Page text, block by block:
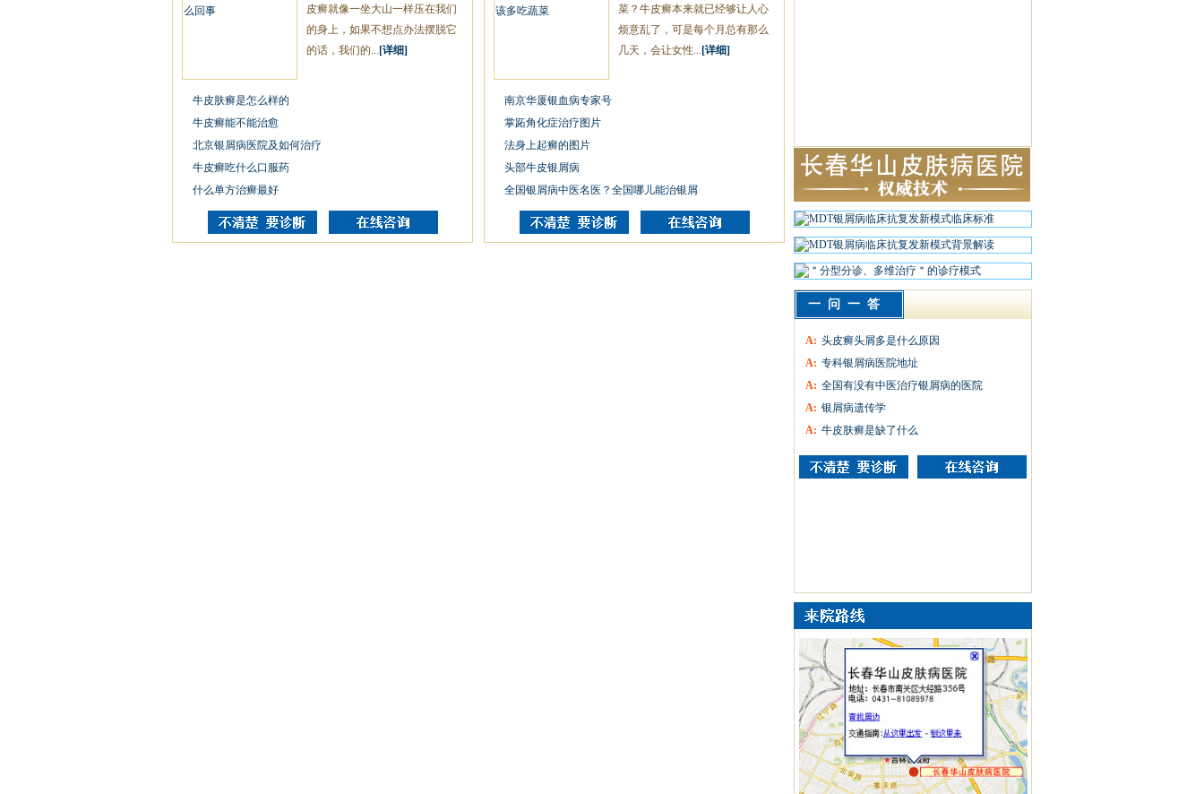
皮癣就像一坐大山一样压在我们
的身上，如果不想点办法摆脱它
的话，我们的... [详细]
牛皮肤癣是怎么样的
牛皮癣能不能治愈
北京银屑病医院及如何治疗
牛皮癣吃什么口服药
什么单方治癣最好
菜？牛皮癣本来就已经够让人心
烦意乱了，可是每个月总有那么
几天，会让女性... [详细]
南京华厦银血病专家号
掌跖角化症治疗图片
法身上起癣的图片
头部牛皮银屑病
全国银屑病中医名医？全国哪儿能治银屑
一问一答
A: 头皮癣头屑多是什么原因
A: 专科银屑病医院地址
A: 全国有没有中医治疗银屑病的医院
A: 银屑病遗传学
A: 牛皮肤癣是缺了什么